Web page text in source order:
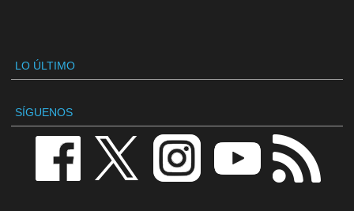
LO ÚLTIMO
SÍGUENOS